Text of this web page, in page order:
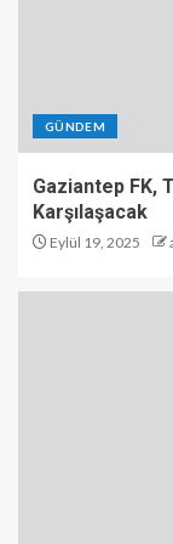
GÜNDEM
Gaziantep FK,
Karşılaşacak
Eylül 19, 2025